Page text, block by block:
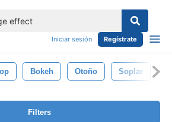
Iniciar sesión Regístrate
Bokeh Otoño Soplar
Filters